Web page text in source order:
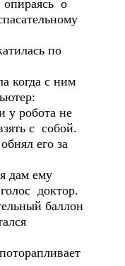
опираясь о
по
когда с ним
у робота не
с собой.
его за
дам ему
доктор.
баллон